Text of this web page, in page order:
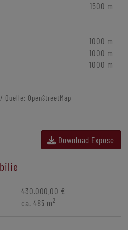
1500 m
1000 m
1000 m
1000 m
OpenStreetMap
Download Expose
430.000,00 €
ca. 485 m2